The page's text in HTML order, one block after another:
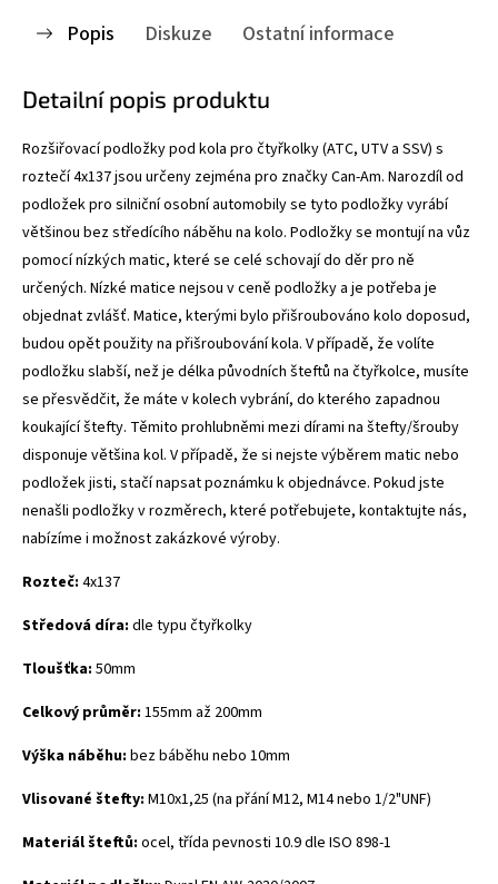
Popis Diskuze Ostatní informace
Detailní popis produktu
Rozšiřovací podložky pod kola pro čtyřkolky (ATC, UTV a SSV) s
roztečí 4x137 jsou určeny zejména pro značky Can-Am. Narozdíl od
podložek pro silniční osobní automobily se tyto podložky vyrábí
většinou bez středícího náběhu na kolo. Podložky se montují na vůz
pomocí nízkých matic, které se celé schovají do děr pro ně
určených. Nízké matice nejsou v ceně podložky a je potřeba je
objednat zvlášť. Matice, kterými bylo přišroubováno kolo doposud,
budou opět použity na přišroubování kola. V případě, že volíte
podložku slabší, než je délka původních šteftů na čtyřkolce, musíte
se přesvědčit, že máte v kolech vybrání, do kterého zapadnou
koukající štefty. Těmito prohlubněmi mezi dírami na štefty/šrouby
disponuje většina kol. V případě, že si nejste výběrem matic nebo
podložek jisti, stačí napsat poznámku k objednávce. Pokud jste
nenašli podložky v rozměrech, které potřebujete, kontaktujte nás,
nabízíme i možnost zakázkové výroby.
Rozteč: 4x137
Středová díra: dle typu čtyřkolky
Tloušťka: 50mm
Celkový průměr: 155mm až 200mm
Výška náběhu: bez báběhu nebo 10mm
Vlisované štefty: M10x1,25 (na přání M12, M14 nebo 1/2"UNF)
Materiál šteftů: ocel, třída pevnosti 10.9 dle ISO 898-1